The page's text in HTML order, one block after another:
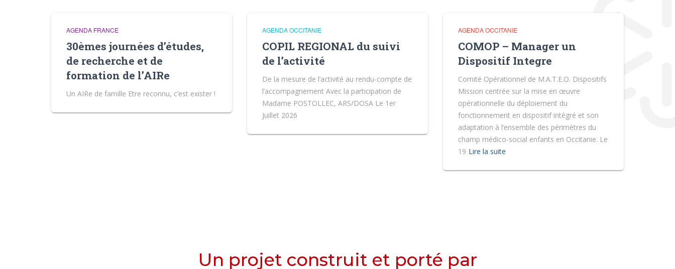
AGENDA FRANCE
30èmes journées d’études,
de recherche et de
formation de l’AIRe
Un AIRe de famille Etre reconnu, c’est exister !
AGENDA OCCITANIE
COPIL REGIONAL du suivi
de l’activité
De la mesure de l’activité au rendu-compte de
l’accompagnement Avec la participation de
Madame POSTOLLEC, ARS/DOSA Le 1er
Juillet 2026
AGENDA OCCITANIE
COMOP – Manager un
Dispositif Integre
Comité Opérationnel de M.A.T.E.O. Dispositifs
Mission centrée sur la mise en œuvre
opérationnelle du déploiement du
fonctionnement en dispositif intégré et son
adaptation à l’ensemble des périmètres du
champ médico-social enfants en Occitanie. Le
19 Lire la suite
Un projet construit et porté par